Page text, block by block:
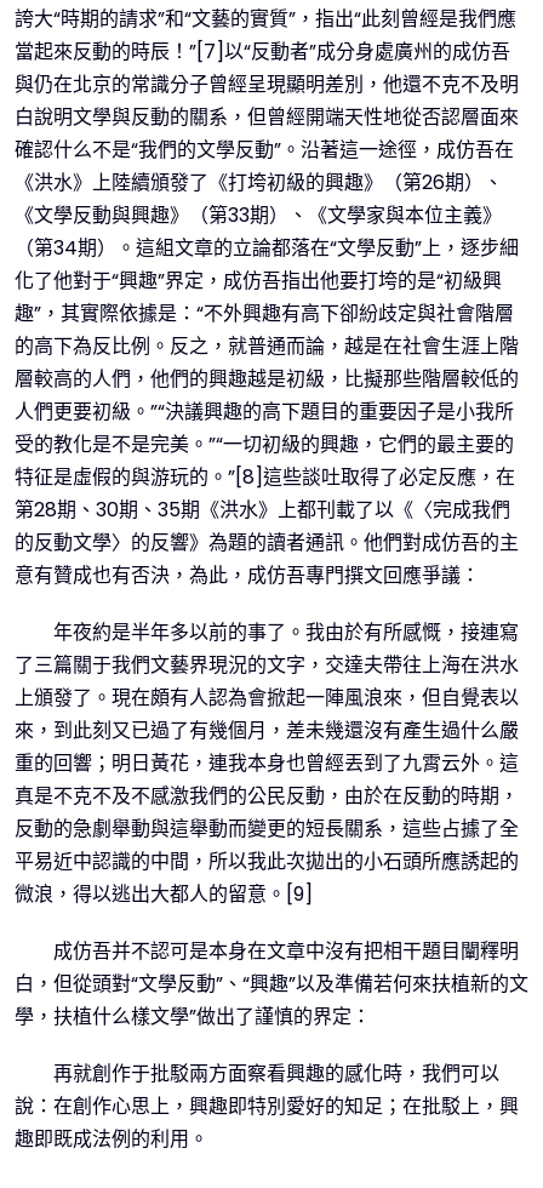
誇大“時期的請求”和“文藝的實質”，指出“此刻曾經是我們應
當起來反動的時辰！”[7]以“反動者”成分身處廣州的成仿吾
與仍在北京的常識分子曾經呈現顯明差別，他還不克不及明
白說明文學與反動的關系，但曾經開端天性地從否認層面來
確認什么不是“我們的文學反動”。沿著這一途徑，成仿吾在
《洪水》上陸續頒發了《打垮初級的興趣》（第26期）、
《文學反動與興趣》（第33期）、《文學家與本位主義》
（第34期）。這組文章的立論都落在“文學反動”上，逐步細
化了他對于“興趣”界定，成仿吾指出他要打垮的是“初級興
趣”，其實際依據是：“不外興趣有高下卻紛歧定與社會階層
的高下為反比例。反之，就普通而論，越是在社會生涯上階
層較高的人們，他們的興趣越是初級，比擬那些階層較低的
人們更要初級。”“決議興趣的高下題目的重要因子是小我所
受的教化是不是完美。”“一切初級的興趣，它們的最主要的
特征是虛假的與游玩的。”[8]這些談吐取得了必定反應，在
第28期、30期、35期《洪水》上都刊載了以《〈完成我們
的反動文學〉的反響》為題的讀者通訊。他們對成仿吾的主
意有贊成也有否決，為此，成仿吾專門撰文回應爭議：
年夜約是半年多以前的事了。我由於有所感慨，接連寫
了三篇關于我們文藝界現況的文字，交達夫帶往上海在洪水
上頒發了。現在頗有人認為會掀起一陣風浪來，但自覺表以
來，到此刻又已過了有幾個月，差未幾還沒有產生過什么嚴
重的回響；明日黃花，連我本身也曾經丟到了九霄云外。這
真是不克不及不感激我們的公民反動，由於在反動的時期，
反動的急劇舉動與這舉動而變更的短長關系，這些占據了全
平易近中認識的中間，所以我此次拋出的小石頭所應誘起的
微浪，得以逃出大都人的留意。[9]
成仿吾并不認可是本身在文章中沒有把相干題目闡釋明
白，但從頭對“文學反動”、“興趣”以及準備若何來扶植新的文
學，扶植什么樣文學”做出了謹慎的界定：
再就創作于批駁兩方面察看興趣的感化時，我們可以
說：在創作心思上，興趣即特別愛好的知足；在批駁上，興
趣即既成法例的利用。